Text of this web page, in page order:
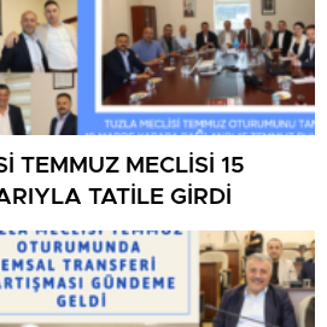
TEMMUZ MECLİSİ 15
TATİLE GİRDİ